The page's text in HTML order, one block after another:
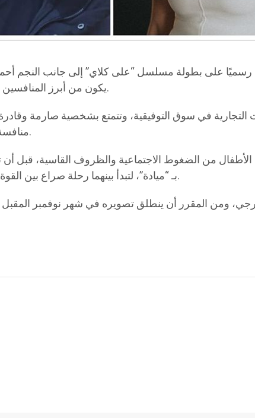
درامية جديدة في موسم رمضان 2026، بعدما تعاقدت رسميًا على بطولة مسلسل “على
يكون من أبرز المنافسين في الموسم الرمضاني المقبل.
في سوق التوفيقية، وتتمتع بشخصية صارمة
منافسة شديدة داخل السوق الشعبي.
من الضغوط الاجتماعية والظروف القاسية، قبل أن
بـ “ميادة”، لتبدأ بينهما رحلة صراع بين القوة والحنان، والمصلحة والعاطفة.
ومن المقرر أن ينطلق تصويره في شهر نوفمبر المقبل